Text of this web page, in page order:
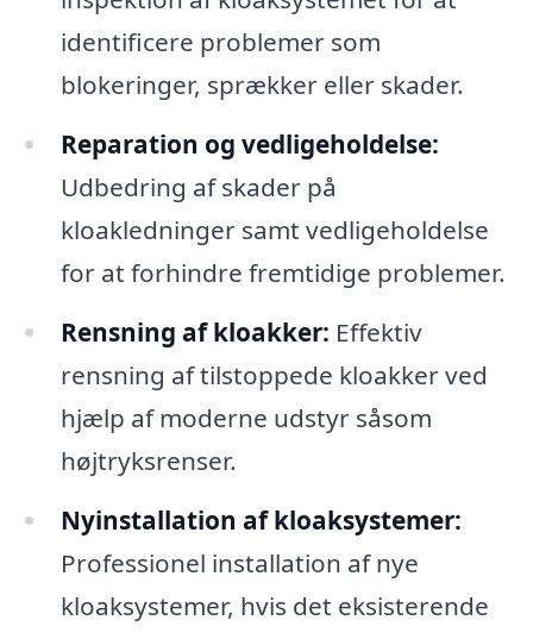
identificere problemer som
blokeringer, sprækker eller skader.
Reparation og vedligeholdelse:
Udbedring af skader på
kloakledninger samt vedligeholdelse
for at forhindre fremtidige problemer.
Rensning af kloakker: Effektiv
rensning af tilstoppede kloakker ved
hjælp af moderne udstyr såsom
højtryksrenser.
Nyinstallation af kloaksystemer:
Professionel installation af nye
kloaksystemer, hvis det eksisterende